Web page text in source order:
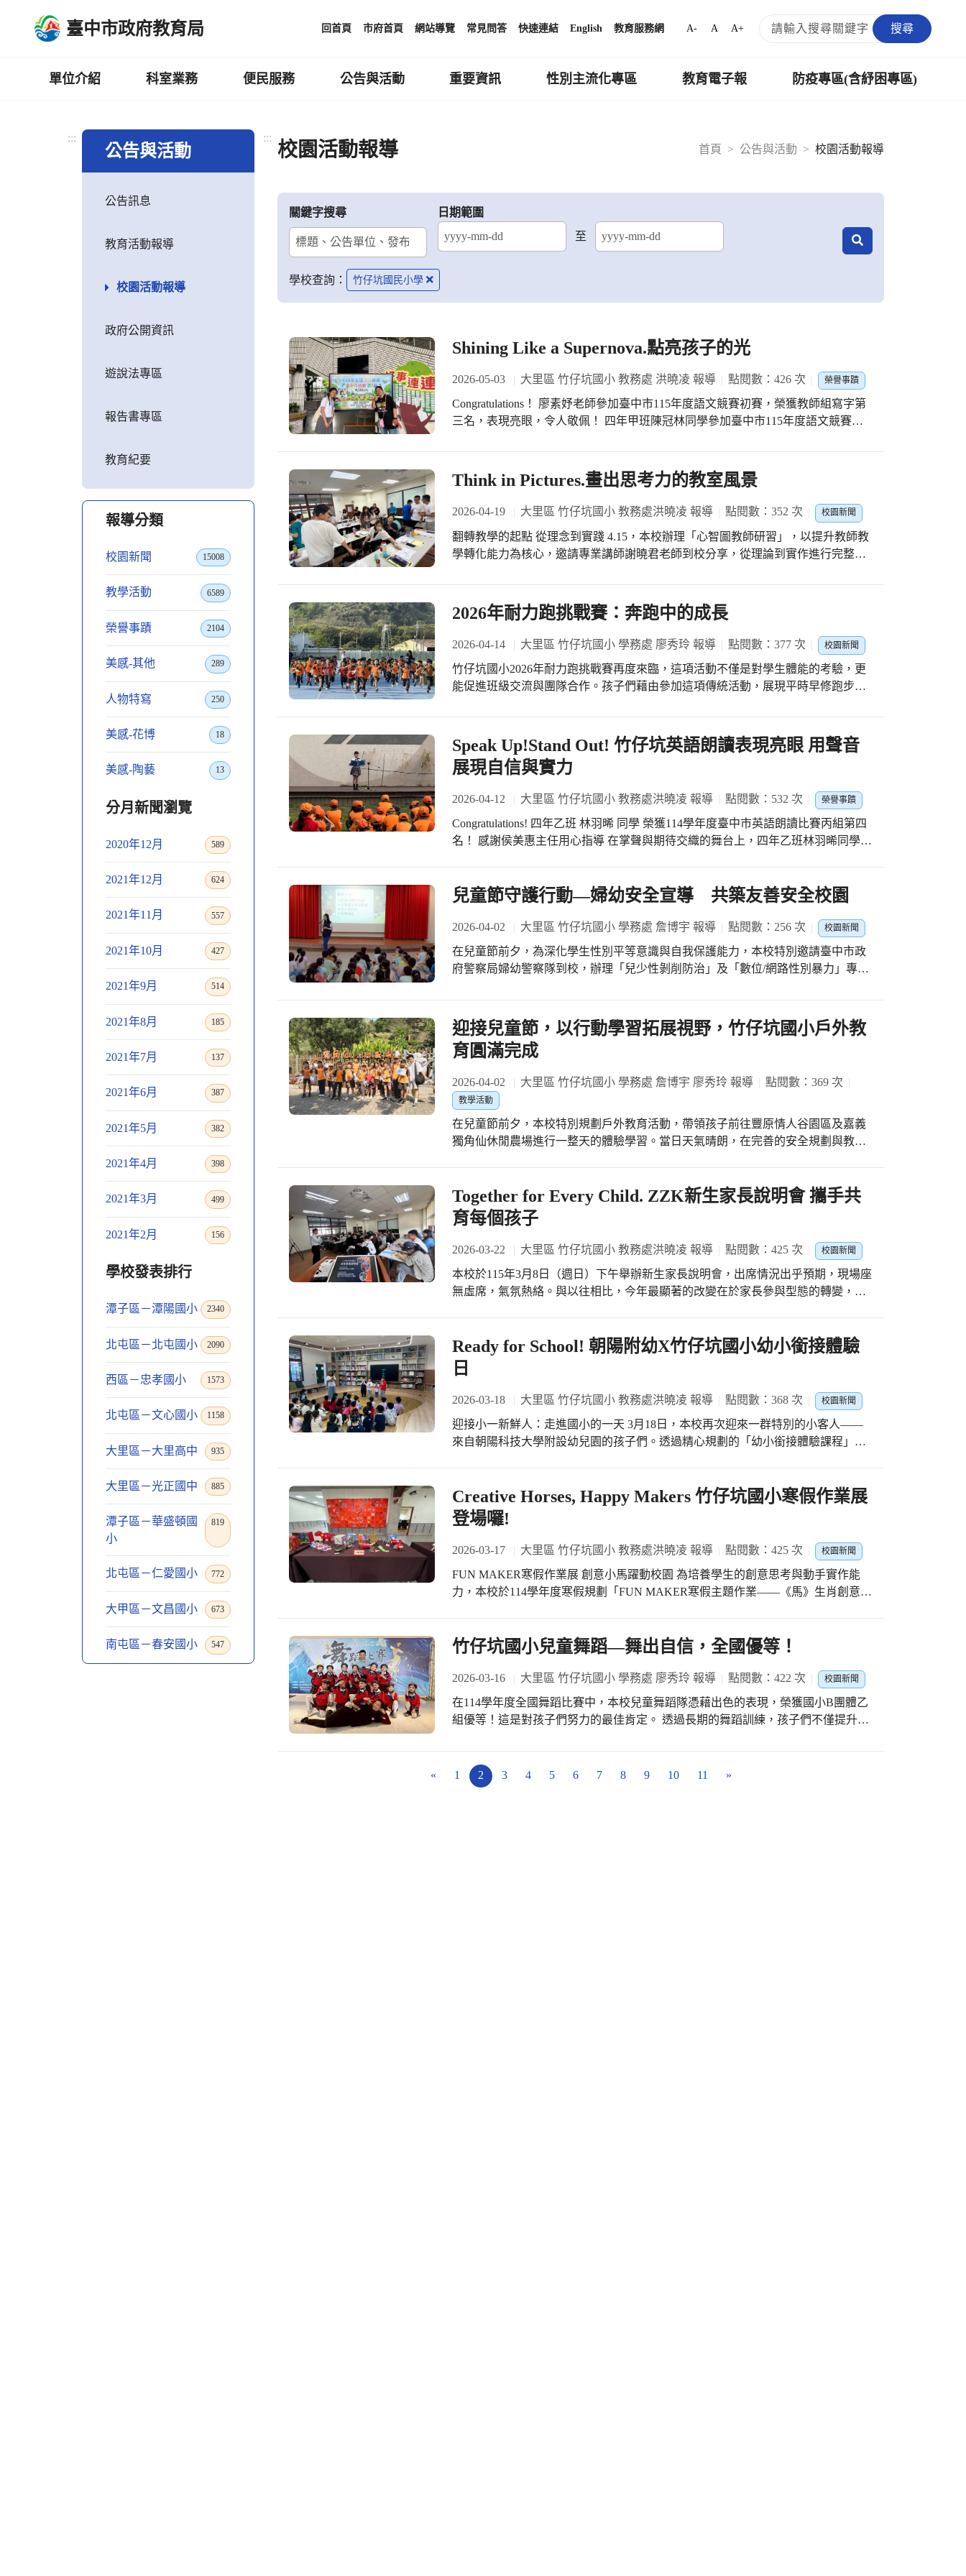
臺中市政府教育局 回首頁 市府首頁 網站導覽 常見問答 快速連結 English 教育服務網 A- A A+ 搜尋
單位介紹 科室業務 便民服務 公告與活動 重要資訊 性別主流化專區 教育電子報 防疫專區(含紓困專區)
:::
公告與活動
公告訊息
教育活動報導
校園活動報導
政府公開資訊
遊說法專區
報告書專區
教育紀要
報導分類
校園新聞 15008
教學活動 6589
榮譽事蹟 2104
美感-其他 289
人物特寫 250
美感-花博 18
美感-陶藝 13
分月新聞瀏覽
2020年12月 589
2021年12月 624
2021年11月 557
2021年10月 427
2021年9月 514
2021年8月 185
2021年7月 137
2021年6月 387
2021年5月 382
2021年4月 398
2021年3月 499
2021年2月 156
學校發表排行
潭子區－潭陽國小 2340
北屯區－北屯國小 2090
西區－忠孝國小 1573
北屯區－文心國小 1158
大里區－大里高中 935
大里區－光正國中 885
潭子區－華盛頓國
小
819
北屯區－仁愛國小 772
大甲區－文昌國小 673
南屯區－春安國小 547
:::
首頁
公告與活動 校園活動報導
校園活動報導
關鍵字搜尋
日期範圍
至
結束日期
學校查詢： 竹仔坑國民小學
Shining Like a Supernova.點亮孩子的光
2026-05-03 大里區 竹仔坑國小 教務處 洪曉凌 報導 點閱數：426 次 榮譽事蹟
Congratulations！ 廖素妤老師參加臺中市115年度語文競賽初賽，榮獲教師組寫字第
三名，表現亮眼，令人敬佩！ 四年甲班陳冠林同學參加臺中市115年度語文競賽初
謝每一位團隊夥伴的支持與鼓勵，讓竹仔坑的孩子們在全市語文競賽中嶄露頭角、
占有一席之地。這份榮耀，屬於每一位辛勤付出的師長與努力不懈的孩子們！ You
see the light, I see you. And people will see your light, like a supernova. 成就每一個孩子
在競爭激烈的臺中市語文競賽中，小型學校要脫穎而出，從來不是一件容易的事。
資源有限、學生人數不多，每一次參賽，都是一場對自我與環境的挑戰。然而，我
們始終相信，只要用心耕耘，每一個孩子都能被看見。 我們是ZZK之光 今年的語文
後，是無數次反覆練習的累積；五年甲班洪依彤同學則在國語朗讀項目中榮獲第四
力的見證。 堅持努力 成長茁壯 在這條不易的道路上，也有許多默默付出的身影同
樣值得被看見。蔡宜倫同學為了精進語文能力，反覆練習字音字形，一筆一畫都力
求精準；許蔚嵐同學則細心的為每一個字標示讀音，用心準備台語朗讀。雖然此次
校而言，「第一次」格外珍貴。多年來默默耕耘，終於等到孩子站上舞台、被肯定
的那一刻。這份突破，象徵著改變的開始，也讓大家更加堅信，只要踏出第一步，
果。 發現潛能 尋找超新星 學校始終秉持著「成就每一個孩子」的理念，相信每個
孩子心中都有一束光。教師看見孩子的潛力，陪伴他們發光；而當孩子勇敢展現自
我，這份光芒也將被更多人看見，甚至如超新星般閃耀動人。 持續深耕 打造舞台
耀，整片星空都將因此更加燦爛。(竹仔坑國小)
Think in Pictures.畫出思考力的教室風景
2026-04-19 大里區 竹仔坑國小 教務處洪曉凌 報導 點閱數：352 次 校園新聞
翻轉教學的起點 從理念到實踐 4.15，本校辦理「心智圖教師研習」，以提升教師教
學轉化能力為核心，邀請專業講師謝曉君老師到校分享，從理論到實作進行完整引
晰有條理的圖像架構，讓教學更具脈絡。 高參與的學習現場 邊畫邊笑的教室風景
研習當天氣氛輕鬆活潑，老師們以「自我介紹」為主題繪製心智圖，從個人興趣、
教學風格到生活點滴，一一呈現在圖像中。有的色彩繽紛、有的結構分明，也有老
師畫上可愛插圖，展現滿滿創意。 分享時間更是全場亮點，老師們輪流上台介紹自
己的作品，彼此互相回應與鼓勵，現場笑聲不斷、掌聲連連。透過這樣生活化的活
動，不僅拉近彼此距離，也讓「思考可視化」自然發生，讓學習在輕鬆氛圍中扎
體策略，教師們也發現，心智圖不僅適用於語文學習，更可延伸至社會及跨領域課
程，有助於提升學生的理解與統整能力。 回饋與省思 帶得走也用得上的學習 從熱
烈迴響中可見，多數教師肯定本次研習內容實用且易於操作，並已具備將心智圖轉
化為教學工具的初步能力。透過實作與分享，教師建立了將其帶入課堂的信心，也
開始思考更多元的應用方式。同時，大家也期待未來能有更完整的進階課程與學生
實例分享，讓教學運用更加深化。 期待再相聚 讓學習持續發生 這場研習不僅是一
場專業成長的歷程，更是一段充滿溫度與交流的學習時光。從一張張自我介紹的心
堂中的應用。 相信在不斷的學習與實踐中，竹仔坑國小將打造一個讓學生「看得見
2026年耐力跑挑戰賽：奔跑中的成長
2026-04-14 大里區 竹仔坑國小 學務處 廖秀玲 報導 點閱數：377 次 校園新聞
竹仔坑國小2026年耐力跑挑戰賽再度來臨，這項活動不僅是對學生體能的考驗，更
能促進班級交流與團隊合作。孩子們藉由參加這項傳統活動，展現平時早修跑步訓
（10圈），而高年級則需在20分鐘內完成3000公尺（15圈）。透過這項活動，不僅
提升了孩子們的身體素質，也讓他們在經歷挑戰與競爭中獲得成長。 耐力跑挑戰
賽，不僅是一場比賽，更是一個讓孩子們在奔跑中收穫友誼與成長的旅程。希望透
過這樣的活動，能激勵更多的學生持續熱愛跑步、提升心肺功能、增強肌耐力，享
受體育活動的樂趣，並在未來的日子裡，將這份使命延續下去。（竹仔坑國小）
Speak Up!Stand Out! 竹仔坑英語朗讀表現亮眼 用聲音
展現自信與實力
2026-04-12 大里區 竹仔坑國小 教務處洪曉凌 報導 點閱數：532 次 榮譽事蹟
Congratulations! 四年乙班 林羽晞 同學 榮獲114學年度臺中市英語朗讀比賽丙組第四
名！ 感謝侯美惠主任用心指導 在掌聲與期待交織的舞台上，四年乙班林羽晞同學以
果，特別感謝侯美惠主任悉心指導，陪伴孩子一步步走向更寬廣的舞台。 競賽盛況
226所學校參與，參賽人數與規模皆創下歷年新高，面對如此激烈的競爭環境，選手
們無不全力以赴。羽晞同學在眾多優秀選手中，展現出沉穩台風與清晰流暢的英語
口條，在舞台上自信詮釋文本，讓語言不只是聲音，更成為傳遞情感與意義的橋
養語感與自信，讓英語學習從課堂走向生活，也走向更大的舞台。 朗讀的深度學習
英語朗讀不只是唸出句子，更是一種整合能力的展現。從單字發音的精準掌握，到
學生能提升字彙熟悉度與語言流暢度，並學習運用聲音傳達情緒，使文本更具畫面
感與感染力；同時，清晰的咬字與宏亮的音量，也是成功演繹的重要關鍵。 一步一
腳印的成長 羽晞同學自低年級起便積極參與各項英語相關活動，從最初面對鏡頭時
的從容表現，到英語歌唱與讀者劇場中的團隊合作，今年更是獨當一面擔任劉其偉
長姐的經驗傳承，以及團隊彼此支持的力量。透過競賽歷程，孩子們不僅提升英語
能力，更學會勇敢面對挑戰、肯定自我價值。 期待未來有更多ZZK學子站上舞台，
的未來之星。(竹仔坑國小)
兒童節守護行動—婦幼安全宣導 共築友善安全校園
2026-04-02 大里區 竹仔坑國小 學務處 詹博宇 報導 點閱數：256 次 校園新聞
在兒童節前夕，為深化學生性別平等意識與自我保護能力，本校特別邀請臺中市政
府警察局婦幼警察隊到校，辦理「兒少性剝削防治」及「數位/網路性別暴力」專題
片分享，向孩子說明生活中可能構成性別事件的行為，並且引導孩子理解身體自主
權的意義，強調「尊重自己，也尊重他人」的重要性。透過有獎徵答與情境討論，
孩子們更加清楚在面對不適或疑似不當情況時，應勇敢拒絕並即時向師長或相關單
的相關風險亦隨之提高。有些孩子可能因警覺性不足，遭誘騙提供私密影像，或在
情感壓力下拍攝、傳送親密照片，甚至遭偷拍或強迫拍攝。此類行為不僅觸法，更
可能對身心發展造成長期傷害。透過本次宣導，我們希望孩子能認知到網路世界的
潛在風險，學習在網路的虛擬世界中保護自己。 在歡樂的兒童節前夕，我們給孩子
迎接兒童節，以行動學習拓展視野，竹仔坑國小戶外教
育圓滿完成
2026-04-02 大里區 竹仔坑國小 學務處 詹博宇 廖秀玲 報導 點閱數：369 次
教學活動
在兒童節前夕，本校特別規劃戶外教育活動，帶領孩子前往豐原情人谷園區及嘉義
獨角仙休閒農場進行一整天的體驗學習。當日天氣晴朗，在完善的安全規劃與教師
領下，孩子們仔細觀察並學習如何照顧果樹，體會農夫的辛苦與樂趣；深入認識乳
牛的一生與酪農產業運作，了解獨角仙的成長歷程與生態環境，將自然科學與生命
教育知識具體化、生活化。透過現場觀察、提問與互動解說，孩子們不僅加深對動
植物生態的理解，更學會尊重生命、珍惜自然資源。 這次戶外教育亦安排多項動物
互動體驗，包括餵牛、餵馬、餵孔雀鴿與魚群，以及近距離觀察竹節蟲等昆蟲生
態。孩子們在親身參與的過程中培養同理心與責任感，從最初的緊張害怕，到後來
主動嘗試親近動物，充分展現團隊合作與自信成長的一面。 此外，園區規劃漆彈射
而滑草活動則在安全管理下讓孩子們展現活力、體驗挑戰自我的樂趣。整體課程設
計兼具教育性、探索性與趣味性，促進孩子們身心均衡發展。 本次戶外教育活動，
本校將持續精進課程設計，打造更豐富、多元且具教育價值的學習場域，陪伴孩子
穩健成長。（竹仔坑國小）
Together for Every Child. ZZK新生家長說明會 攜手共
育每個孩子
2026-03-22 大里區 竹仔坑國小 教務處洪曉凌 報導 點閱數：425 次 校園新聞
本校於115年3月8日（週日）下午舉辦新生家長說明會，出席情況出乎預期，現場座
無虛席，氣氛熱絡。與以往相比，今年最顯著的改變在於家長參與型態的轉變，許
期待。 貼心規劃 兼顧親師需求 考量雙親同時參與說明會時的托育需求，學校特別
規劃「Switch Play沙坑體驗區」，開放孩子於安全舒適的空間中自由嬉戲。孩子們
在沙坑中堆沙堡、發揮創意，不僅玩得開心，也讓家長能安心專注於會議內容。此
一貼心設計有效降低家長參與門檻，提升整體活動品質，也展現學校以學生為本、
孩子進行全英語互動，透過遊戲、對話與肢體動作，引導孩子自然融入語言情境。
多模態教學方式結合聽覺、視覺與動作體驗，不僅提升學習動機，也讓在場家長親
特別感謝吳政憲院長及賴政吉主任帶領的興大語言中心團隊提供專業支持，為學校
英語教學注入豐富資源。同時，竹仔坑國小教師團隊的用心規劃與默契合作，更是
新生家長說明會不僅是資訊交流的平台，更是建立信任與連結的重要時刻。透過本
次活動，親師之間建立良好互動基礎，為孩子即將展開的小學生活鋪設穩固起點。
未來，本校將持續以學生為中心，結合家庭與學校力量，陪伴每一位孩子自信成
Ready for School! 朝陽附幼X竹仔坑國小幼小銜接體驗
日
2026-03-18 大里區 竹仔坑國小 教務處洪曉凌 報導 點閱數：368 次 校園新聞
迎接小一新鮮人：走進國小的一天 3月18日，本校再次迎來一群特別的小客人——
來自朝陽科技大學附設幼兒園的孩子們。透過精心規劃的「幼小銜接體驗課程」，
中，小朋友們帶著好奇與期待，展開屬於自己的「小一體驗之旅」。 雙語律動暖
身：健康操動一動 活動首先從活力滿滿的運動開始。在星空走廊，小朋友們跟著老
師一起跳起雙語版的健康操，透過簡單的英文指令與身體律動，讓孩子在輕鬆愉快
的氛圍中暖身。大家跟著節奏伸展手腳、轉動身體，不僅活動筋骨，也拉近彼此距
子們來到品書房，進入溫馨的繪本導讀時間。老師以英語繪本 Go Away, Big Green
Monster! 為主題，帶領孩子們透過故事認識臉部五官。隨著故事中怪獸的眼睛、鼻
堂初體驗：和小一學生一起上課 在低年級教室裡，孩子們迎來最期待的「入班體
學課上，老師透過生活中的實物，引導孩子比較物品的長短。孩子們仔細觀察、動
手操作，在小一哥哥姐姐的陪伴下完成任務。透過「小主人與小客人」的互動方
式，不僅讓幼兒園孩子更安心，也讓一年級學生展現照顧與分享的能力。 體能大挑
衡、前進，在老師的鼓勵下勇敢完成任務。接著來到青青草原，大家進行S型跨欄前
進與投籃活動。孩子們專注地跨越障礙、努力投出每一球，在遊戲與運動中培養協
Creative Horses, Happy Makers 竹仔坑國小寒假作業展
登場囉!
2026-03-17 大里區 竹仔坑國小 教務處洪曉凌 報導 點閱數：425 次 校園新聞
FUN MAKER寒假作業展 創意小馬躍動校園 為培養學生的創意思考與動手實作能
力，本校於114學年度寒假規劃「FUN MAKER寒假主題作業——《馬》生肖創意手
思與設計，將紙箱、塑膠瓶蓋、竹筷、冰棒棍、樹枝等素材轉化為一件件充滿童趣
事 在本次展覽中，每一件作品都蘊含著學生獨特的想法。 1甲陳子樂的「馬上幸
福」為小馬披上繽紛外衣，象徵將祝福傳遞給每一個人；4乙楊宇晴創作的「Go!勇
敢小馬」，以紙箱與舊毛衣製作，黑色鬃毛象徵勇氣與堅毅；4乙林羽晞的「單槍匹
作品，可以看見孩子們豐富的想像力與自由發想的創作精神。 跨域創作 科技與未來
的想像 除了手作創意，也有學生嘗試將科技概念融入作品之中。5乙施宇昕創作的
竹仔坑國小兒童舞蹈—舞出自信，全國優等！
2026-03-16 大里區 竹仔坑國小 學務處 廖秀玲 報導 點閱數：422 次 校園新聞
在114學年度全國舞蹈比賽中，本校兒童舞蹈隊憑藉出色的表現，榮獲國小B團體乙
組優等！這是對孩子們努力的最佳肯定。 透過長期的舞蹈訓練，孩子們不僅提升了
而今年兒童舞蹈隊更代表臺中市參加全國賽，面對其他16組來自各縣市學校的菁英
團隊，身為成員人數最少的一隊，孩子們能有如此的表現實屬不易，而孩子們在舞
« 1 2 3 4 5 6 7 8 9 10 11 »